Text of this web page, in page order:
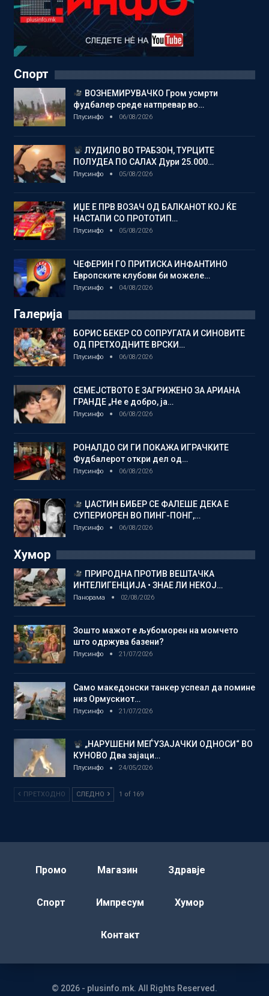
Спорт
ВОЗНЕМИРУВАЧКО Гром усмрти
фудбалер среде натпревар во…
Плусинфо 06/08/2026
ЛУДИЛО ВО ТРАБЗОН, ТУРЦИТЕ
ПОЛУДЕА ПО САЛАХ Дури 25.000…
Плусинфо 05/08/2026
ИЏЕ Е ПРВ ВОЗАЧ ОД БАЛКАНОТ КОЈ ЌЕ
НАСТАПИ СО ПРОТОТИП…
Плусинфо 05/08/2026
ЧЕФЕРИН ГО ПРИТИСКА ИНФАНТИНО
Европските клубови би можеле…
Плусинфо 04/08/2026
Галерија
БОРИС БЕКЕР СО СОПРУГАТА И СИНОВИТЕ
ОД ПРЕТХОДНИТЕ ВРСКИ…
Плусинфо 06/08/2026
СЕМЕЈСТВОТО Е ЗАГРИЖЕНО ЗА АРИАНА
ГРАНДЕ „Не е добро, ја…
Плусинфо 06/08/2026
РОНАЛДО СИ ГИ ПОКАЖА ИГРАЧКИТЕ
Фудбалерот откри дел од…
Плусинфо 06/08/2026
ЏАСТИН БИБЕР СЕ ФАЛЕШЕ ДЕКА Е
СУПЕРИОРЕН ВО ПИНГ-ПОНГ,…
Плусинфо 06/08/2026
Хумор
ПРИРОДНА ПРОТИВ ВЕШТАЧКА
ИНТЕЛИГЕНЦИЈА • ЗНАЕ ЛИ НЕКОЈ…
Панорама 02/08/2026
Зошто мажот е љубоморен на момчето
што одржува базени?
Плусинфо 21/07/2026
Само македонски танкер успеал да помине
низ Ормускиот…
Плусинфо 21/07/2026
„НАРУШЕНИ МЕЃУЗАЈАЧКИ ОДНОСИ“ ВО
КУНОВО Два зајаци…
Плусинфо 24/05/2026
ПРЕТХОДНО СЛЕДНО 1 of 169
Промо Магазин Здравје
Спорт Импресум Хумор
Контакт
© 2026 - plusinfo.mk. All Rights Reserved.